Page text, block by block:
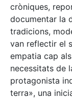
cròniques,
documentar la
tradicions,
van reflectir el
empatia cap
necessitats de
protagonista
terra», una